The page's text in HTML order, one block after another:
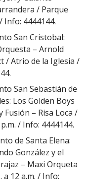
/ Parque
Info: 4444144.
San Cristobal:
– Arnold
/ Atrio de la Iglesia /
San Sebastián de
Los Golden Boys
Fusión – Risa Loca /
/ Info: 4444144.
de Santa Elena:
González y el
– Maxi Orqueta
12 a.m. / Info: